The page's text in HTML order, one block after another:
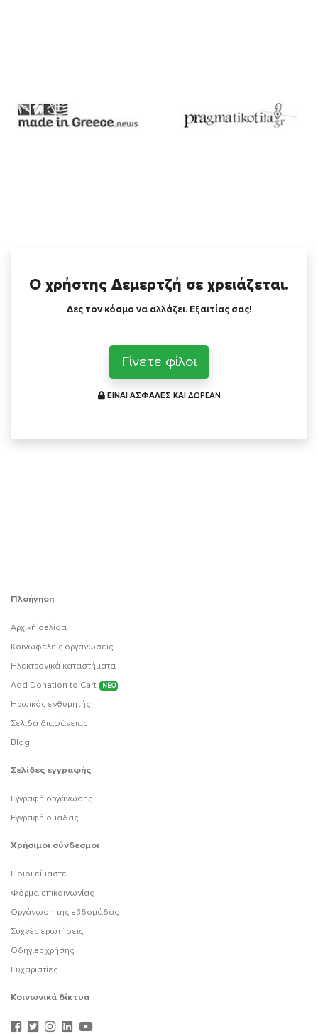
Ο χρήστης Δεμερτζή σε χρειάζεται.
Δες τον κόσμο να αλλάζει. Εξαιτίας σας!
Γίνετε φίλοι
ΕΙΝΑΙ ΑΣΦΑΛΕΣ ΚΑΙ ΔΩΡΕΑΝ
Πλοήγηση
Αρχική σελίδα
Κοινωφελείς οργανώσεις
Ηλεκτρονικά καταστήματα
Add Donation to Cart
ΝΕΟ
Ηρωικός ενθυμητής
Σελίδα διαφάνειας
Blog
Σελίδες εγγραφής
Εγγραφή οργάνωσης
Εγγραφή ομάδας
Χρήσιμοι σύνδεσμοι
Ποιοι είμαστε
Φόρμα επικοινωνίας
Οργάνωση της εβδομάδας
Συχνές ερωτήσεις
Οδηγίες χρήσης
Ευχαριστίες
Κοινωνικά δίκτυα